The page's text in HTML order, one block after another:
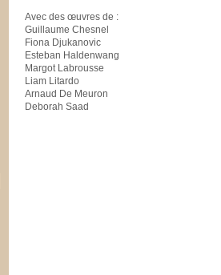
Avec des œuvres de :
Guillaume Chesnel
Fiona Djukanovic
Esteban Haldenwang
Margot Labrousse
Liam Litardo
Arnaud De Meuron
Deborah Saad